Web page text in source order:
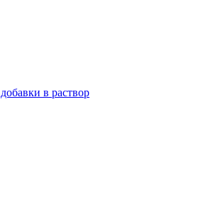
в раствор